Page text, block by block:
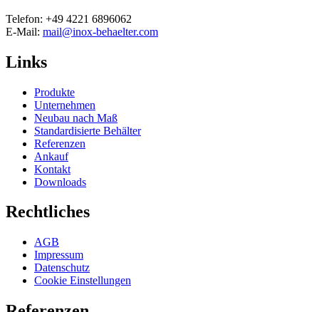
Telefon: +49 4221 6896062
E-Mail: mail@inox-behaelter.com
Links
Produkte
Unternehmen
Neubau nach Maß
Standardisierte Behälter
Referenzen
Ankauf
Kontakt
Downloads
Rechtliches
AGB
Impressum
Datenschutz
Cookie Einstellungen